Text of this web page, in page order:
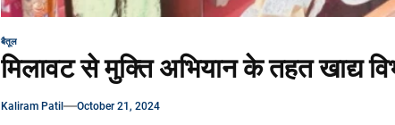
बैतूल
मिलावट से मुक्ति अभियान के तहत खाद्य
Kaliram Patil October 21, 2024